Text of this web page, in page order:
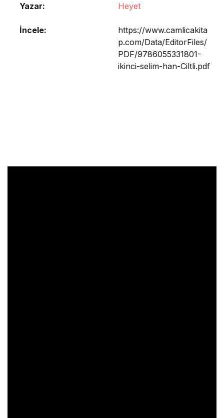
Yazar Heyet
İncele
https://www.camlicakita
p.com/Data/EditorFiles/
PDF/9786055331801-
ikinci-selim-han-Ciltli.pdf